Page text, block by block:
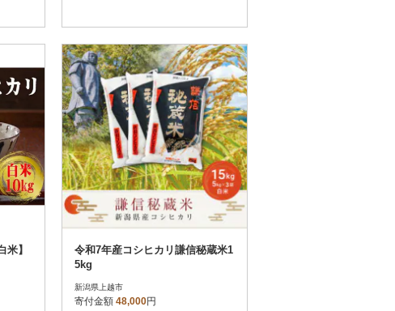
米】
令和7年産コシヒカリ謙信秘蔵米1
5kg
新潟県上越市
寄付金額 48,000円